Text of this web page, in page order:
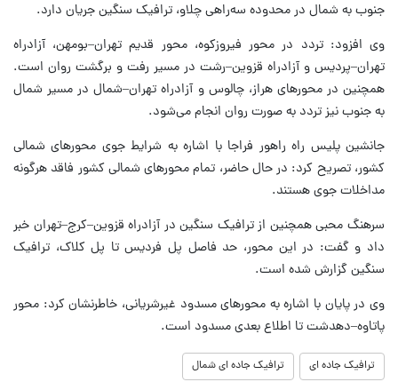
جنوب به شمال در محدوده سه‌راهی چلاو، ترافیک سنگین جریان دارد.
وی افزود: تردد در محور فیروزکوه، محور قدیم تهران–بومهن، آزادراه
تهران–پردیس و آزادراه قزوین–رشت در مسیر رفت و برگشت روان است.
همچنین در محورهای هراز، چالوس و آزادراه تهران–شمال در مسیر شمال
به جنوب نیز تردد به صورت روان انجام می‌شود.
جانشین پلیس راه راهور فراجا با اشاره به شرایط جوی محورهای شمالی
کشور، تصریح کرد: در حال حاضر، تمام محورهای شمالی کشور فاقد هرگونه
مداخلات جوی هستند.
سرهنگ محبی همچنین از ترافیک سنگین در آزادراه قزوین–کرج–تهران خبر
داد و گفت: در این محور، حد فاصل پل فردیس تا پل کلاک، ترافیک
سنگین گزارش شده است.
وی در پایان با اشاره به محورهای مسدود غیرشریانی، خاطرنشان کرد: محور
پاتاوه–دهدشت تا اطلاع بعدی مسدود است.
ترافیک جاده ای ترافیک جاده ای شمال